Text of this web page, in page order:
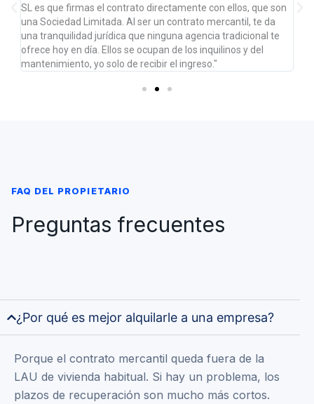
SL es que firmas el contrato directamente con ellos, que son
una Sociedad Limitada. Al ser un contrato mercantil, te da
una tranquilidad jurídica que ninguna agencia tradicional te
ofrece hoy en día. Ellos se ocupan de los inquilinos y del
mantenimiento, yo solo de recibir el ingreso."
FAQ DEL PROPIETARIO
Preguntas frecuentes
¿Por qué es mejor alquilarle a una empresa?
Porque el contrato mercantil queda fuera de la
LAU de vivienda habitual. Si hay un problema, los
plazos de recuperación son mucho más cortos.